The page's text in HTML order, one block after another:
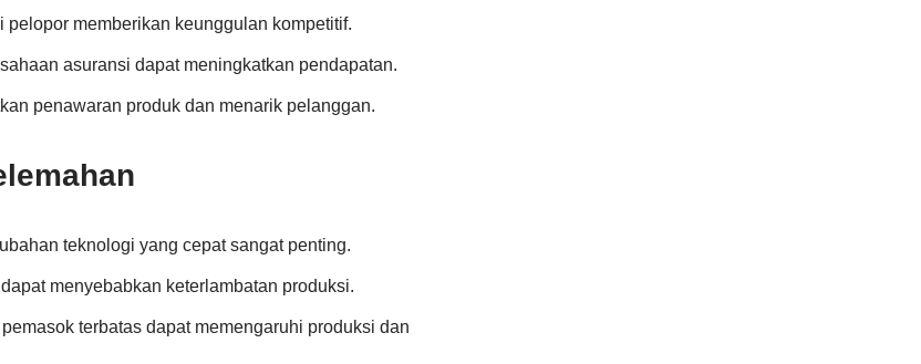
pelopor memberikan keunggulan kompetitif.
asuransi dapat meningkatkan pendapatan.
penawaran produk dan menarik pelanggan.
teknologi yang cepat sangat penting.
menyebabkan keterlambatan produksi.
terbatas dapat memengaruhi produksi dan